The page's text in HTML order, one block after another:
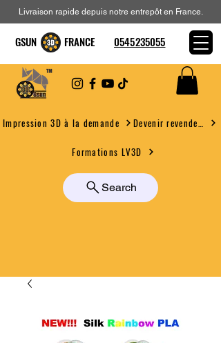
Impression 3D à la demande
Formations LV3D
Search
Livraison rapide depuis notre entrepôt en France.
GSUN FRANCE 0545235055